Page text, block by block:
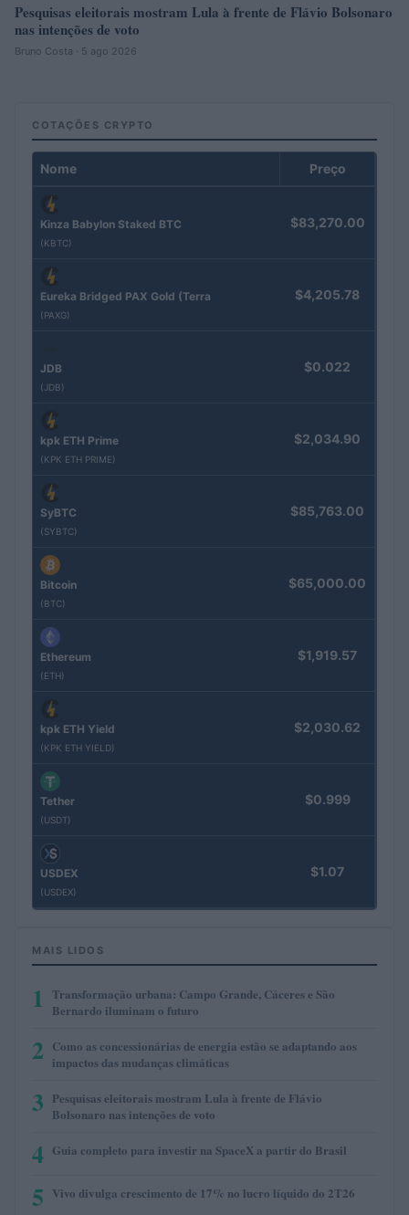
Pesquisas eleitorais mostram Lula à frente de Flávio Bolsonaro
nas intenções de voto
Bruno Costa · 5 ago 2026
COTAÇÕES CRYPTO
Nome Preço
Kinza Babylon Staked BTC
(KBTC)
$83,270.00
Eureka Bridged PAX Gold (Terra
(PAXG)
$4,205.78
JDB
(JDB)
$0.022
kpk ETH Prime
(KPK ETH PRIME)
$2,034.90
SyBTC
(SYBTC)
$85,763.00
Bitcoin
(BTC)
$65,000.00
Ethereum
(ETH)
$1,919.57
kpk ETH Yield
(KPK ETH YIELD)
$2,030.62
Tether
(USDT)
$0.999
USDEX
(USDEX)
$1.07
MAIS LIDOS
1 Transformação urbana: Campo Grande, Cáceres e São
Bernardo iluminam o futuro
2 Como as concessionárias de energia estão se adaptando aos
impactos das mudanças climáticas
3 Pesquisas eleitorais mostram Lula à frente de Flávio
Bolsonaro nas intenções de voto
4 Guia completo para investir na SpaceX a partir do Brasil
5 Vivo divulga crescimento de 17% no lucro líquido do 2T26